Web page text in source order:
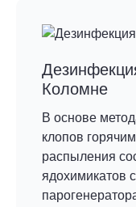
Коломне
В основе
клопов
распыления
ядохимикатов